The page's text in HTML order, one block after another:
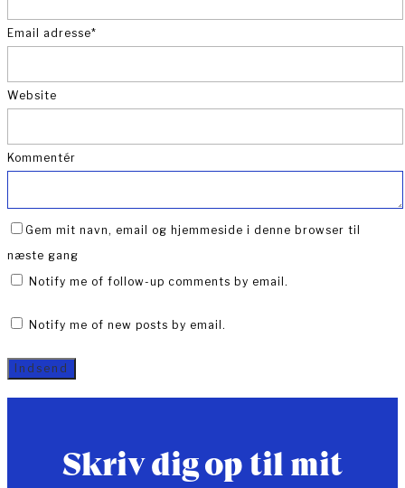
Email adresse*
Website
Kommentér
Gem mit navn, email og hjemmeside i denne browser til
næste gang
Notify me of follow-up comments by email.
Notify me of new posts by email.
Skriv dig op til mit